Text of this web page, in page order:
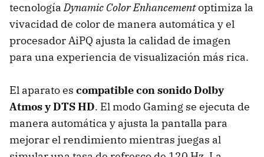
tecnologíaDynamic Color Enhancementoptimiza la
vivacidad de color de manera automática y el
procesador AiPQ ajusta la calidad de imagen
para una experiencia de visualización más rica.
El aparato es compatible con sonido Dolby
Atmos y DTS HD. El modo Gaming se ejecuta de
manera automática y ajusta la pantalla para
mejorar el rendimiento mientras juegas al